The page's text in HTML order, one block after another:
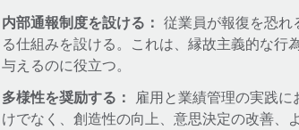
内部通報制度を設ける： 従業員が報復を恐れ
る仕組みを設ける。これは、縁故主義的な行
与えるのに役立つ。
多様性を奨励する：
雇用と業績管理の実践
けでなく、創造性の向上、意思決定の改善、